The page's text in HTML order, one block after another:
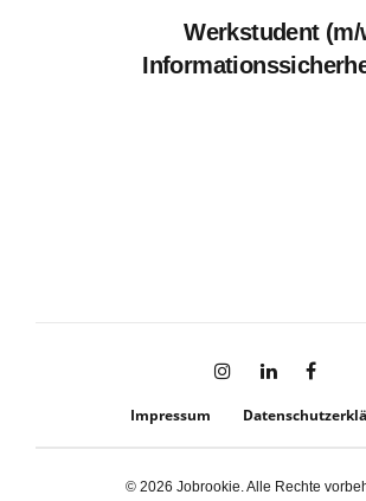
Werkstudent (m/
Impressum
© 2026 Jobrookie. Alle Rechte